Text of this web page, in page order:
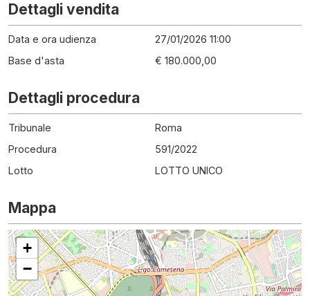
Dettagli vendita
Data e ora udienza
27/01/2026 11:00
Base d'asta
€ 180.000,00
Dettagli procedura
Tribunale
Roma
Procedura
591/2022
Lotto
LOTTO UNICO
Mappa
+
−